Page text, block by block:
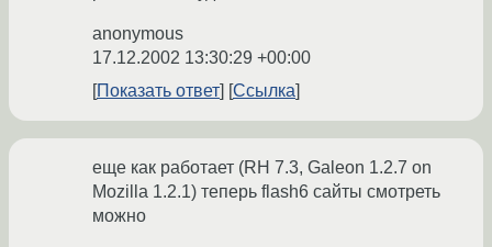
anonymous
17.12.2002 13:30:29 +00:00
Показать ответ
Ссылка
еще как работает (RH 7.3, Galeon 1.2.7 on
Mozilla 1.2.1) теперь flash6 сайты смотреть
можно